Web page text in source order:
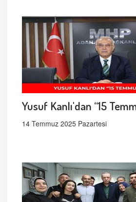
Yusuf Kanlı'dan “15
14 Temmuz 2025 Pazartesi